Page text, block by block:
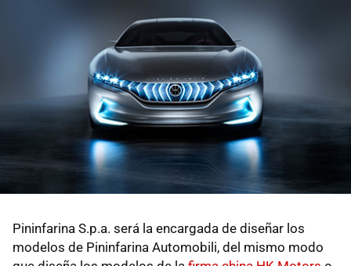
Pininfarina S.p.a. será la encargada de diseñar los
modelos de Pininfarina Automobili, del mismo modo